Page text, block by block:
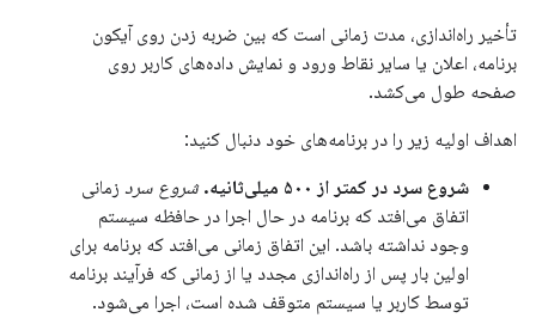
تأخیر راه‌اندازی، مدت زمانی است که بین ضربه زدن روی آیکون
برنامه، اعلان یا سایر نقاط ورود و نمایش داده‌های کاربر روی
صفحه طول می‌کشد.
اهداف اولیه زیر را در برنامه‌های خود دنبال کنید:
شروع سرد در کمتر از ۵۰۰ میلی‌ثانیه.
شروع سرد زمانی
اتفاق می‌افتد که برنامه در حال اجرا در حافظه سیستم
وجود نداشته باشد. این اتفاق زمانی می‌افتد که برنامه برای
اولین بار پس از راه‌اندازی مجدد یا از زمانی که فرآیند برنامه
توسط کاربر یا سیستم متوقف شده است، اجرا می‌شود.